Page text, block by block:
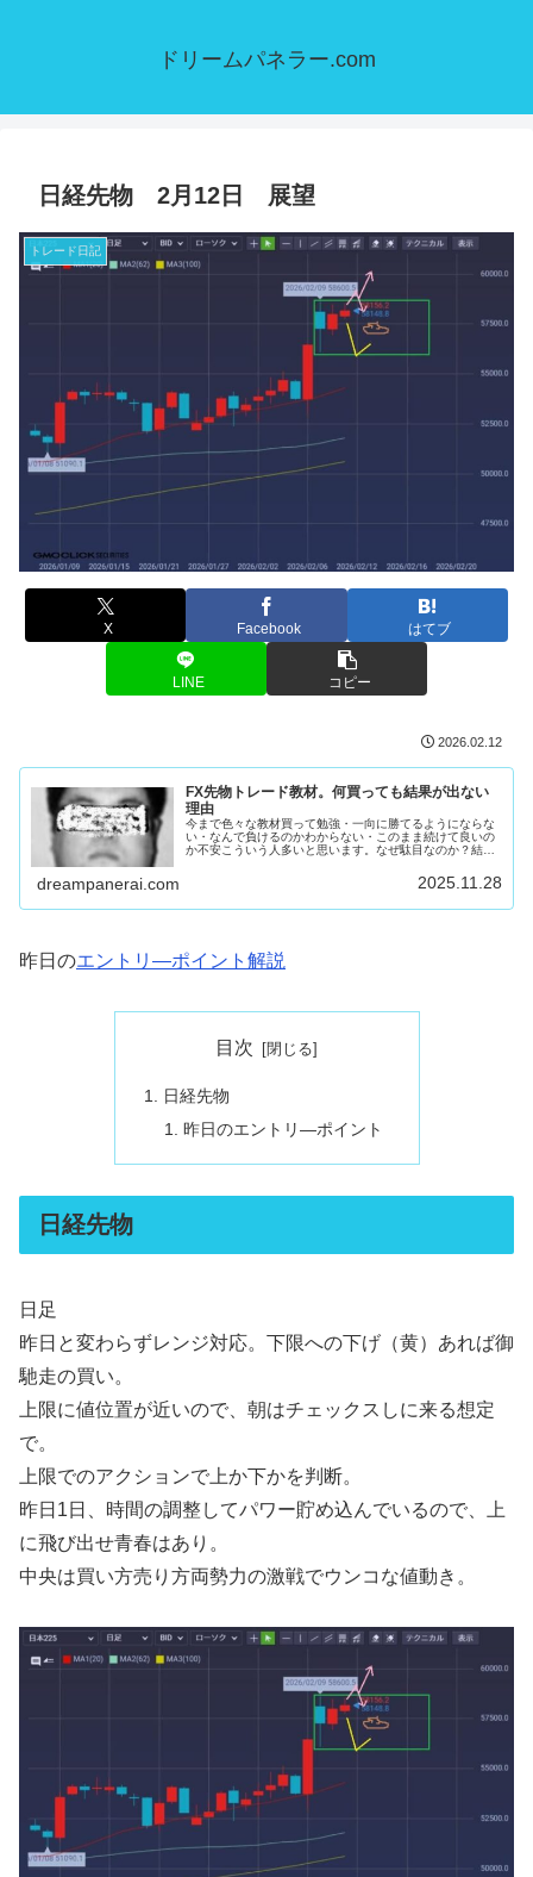
ドリームパネラー.com
日経先物 2月12日 展望
トレード日記
X Facebook はてブ
LINE コピー
2026.02.12
FX先物トレード教材。何買っても結果が出ない
理由
今まで色々な教材買って勉強・一向に勝てるようにならな
い・なんで負けるのかわからない・このまま続けて良いの
か不安こういう人多いと思います。なぜ駄目なのか？結論
dreampanerai.com 2025.11.28
昨日のエントリ―ポイント解説
目次
日経先物
昨日のエントリ―ポイント
日経先物
日足
昨日と変わらずレンジ対応。下限への下げ（黄）あれば御
馳走の買い。
上限に値位置が近いので、朝はチェックスしに来る想定
で。
上限でのアクションで上か下かを判断。
昨日1日、時間の調整してパワー貯め込んでいるので、上
に飛び出せ青春はあり。
中央は買い方売り方両勢力の激戦でウンコな値動き。